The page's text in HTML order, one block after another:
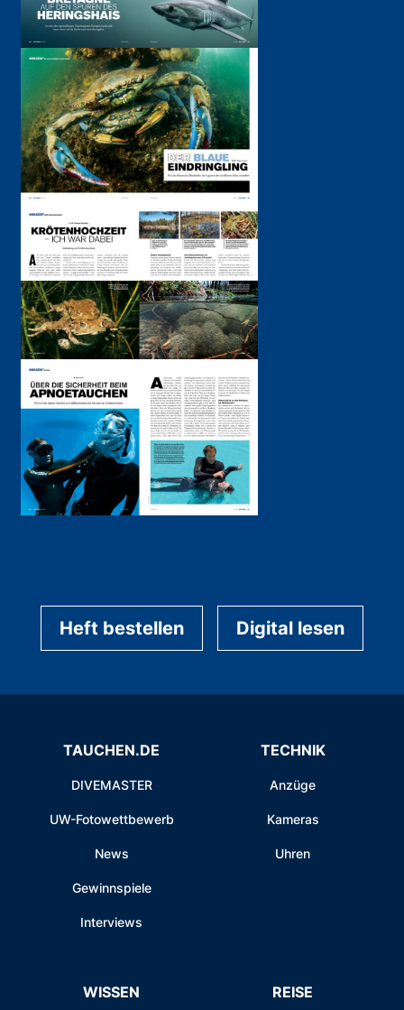
Heft bestellen Digital lesen
TAUCHEN.DE
DIVEMASTER
UW-Fotowettbewerb
News
Gewinnspiele
Interviews
TECHNIK
Anzüge
Kameras
Uhren
WISSEN REISE